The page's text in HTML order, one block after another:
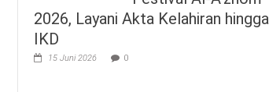
2026, Layani Akta Kelahiran hingga
IKD
15 Juni 2026 0